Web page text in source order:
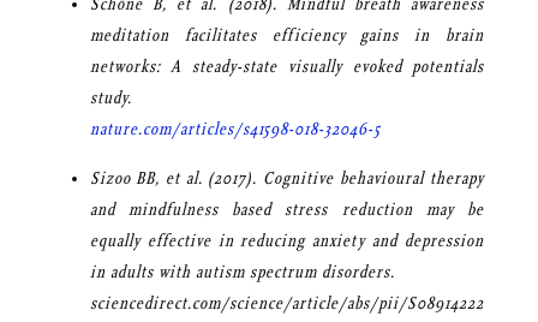
Schöne B, et al. (2018). Mindful breath awareness
meditation facilitates efficiency gains in brain
networks: A steady-state visually evoked potentials
study.
nature.com/articles/s41598-018-32046-5
Sizoo BB, et al. (2017). Cognitive behavioural therapy
and mindfulness based stress reduction may be
equally effective in reducing anxiety and depression
in adults with autism spectrum disorders.
sciencedirect.com/science/article/abs/pii/S08914222